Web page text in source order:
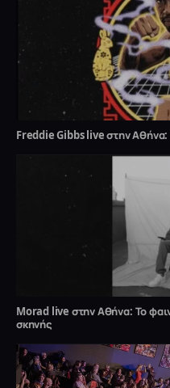
Freddie Gibbs live στην
Morad live στην Αθήνα: Το
σκηνής